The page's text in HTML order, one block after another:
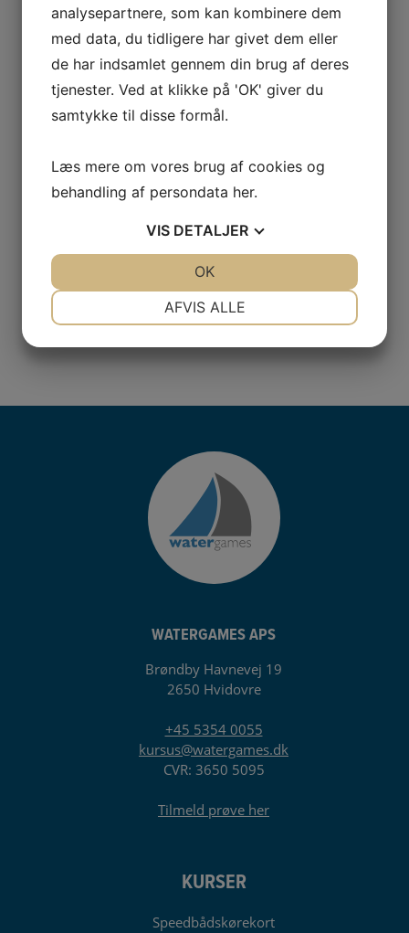
Telefon
Besked
CAPTCHA
KURSER
Speedbådskørekort
WATERGAMES APS
Brøndby Havnevej 19
2650 Hvidovre
+45 5354 0055
kursus@watergames.dk
CVR: 3650 5095
Tilmeld prøve her
analysepartnere, som kan kombinere dem
med data, du tidligere har givet dem eller
de har indsamlet gennem din brug af deres
tjenester. Ved at klikke på 'OK' giver du
samtykke til disse formål.
Læs mere om vores brug af cookies og
behandling af persondata her.
VIS DETALJER
AFVIS ALLE
OK